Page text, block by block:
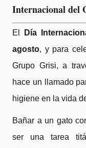
Internacional del
El Día
agosto, y para
Grupo Grisi, a
hace un llamado
higiene en la vida
Bañar a un gato
ser una tarea